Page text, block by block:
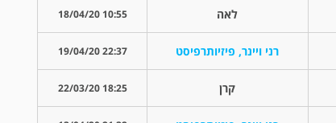
לאה 10:55 18/04/20
רני ויינר, פיזיותרפיסט 22:37 19/04/20
קרן 18:25 22/03/20